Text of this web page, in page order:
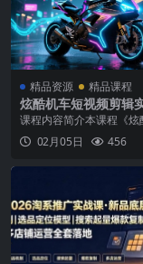
精品资源 精品课程
炫酷机车短视频剪辑
运镜卡点、特效调色
解，零基础剪出高赞
粉变现
课程内容简介本课程《炫
视频剪辑实操教学》是针
化爱好者设计的专业化剪
景，通过完整案例“炫酷
式拆解，系统教授从素
接到动感卡点、运镜衔接
效添加、专业调色等全流
02月05日 456